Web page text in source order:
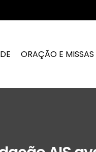
ORAÇÃO E MISSAS